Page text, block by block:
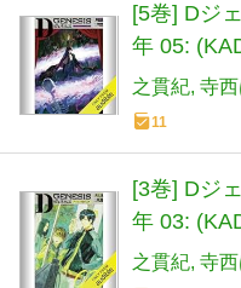
[5巻] Dジ
年 05:
之貫紀 寺
11
[3巻] Dジ
年 03:
之貫紀 寺